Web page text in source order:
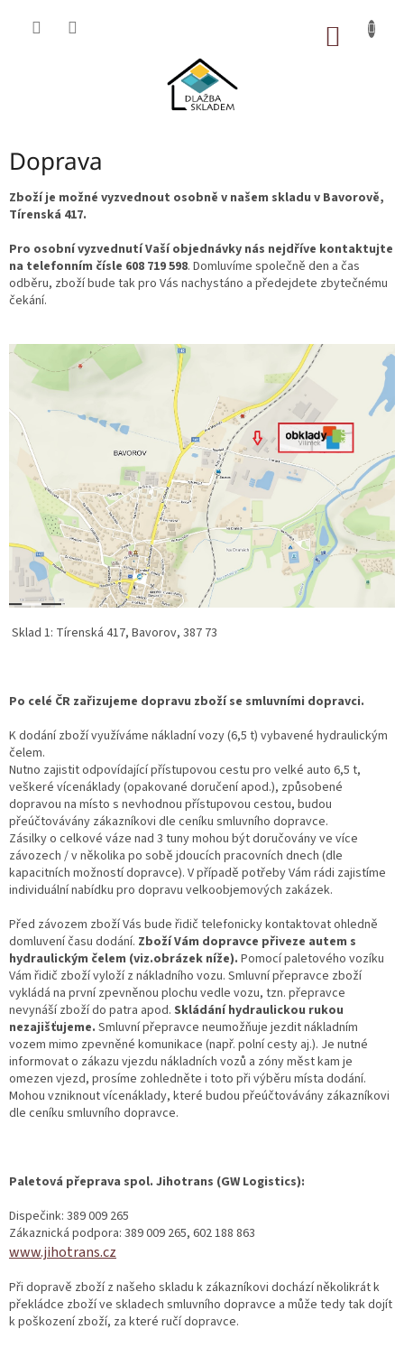
Doprava
Zboží je možné vyzvednout osobně v našem skladu v Bavorově,
Tírenská 417.
Pro osobní vyzvednutí Vaší objednávky nás nejdříve kontaktujte
na telefonním čísle 608 719 598. Domluvíme společně den a čas
odběru, zboží bude tak pro Vás nachystáno a předejdete zbytečnému
čekání.
Sklad 1: Tírenská 417, Bavorov, 387 73
Po celé ČR zařizujeme dopravu zboží se smluvními dopravci.
K dodání zboží využíváme nákladní vozy (6,5 t) vybavené hydraulickým
čelem.
Nutno zajistit odpovídající přístupovou cestu pro velké auto 6,5 t,
veškeré vícenáklady (opakované doručení apod.), způsobené
dopravou na místo s nevhodnou přístupovou cestou, budou
přeúčtovávány zákazníkovi dle ceníku smluvního dopravce.
Zásilky o celkové váze nad 3 tuny mohou být doručovány ve více
závozech / v několika po sobě jdoucích pracovních dnech (dle
kapacitních možností dopravce). V případě potřeby Vám rádi zajistíme
individuální nabídku pro dopravu velkoobjemových zakázek.
Před závozem zboží Vás bude řidič telefonicky kontaktovat ohledně
domluvení času dodání. Zboží Vám dopravce přiveze autem s
hydraulickým čelem (viz.obrázek níže). Pomocí paletového vozíku
Vám řidič zboží vyloží z nákladního vozu. Smluvní přepravce zboží
vykládá na první zpevněnou plochu vedle vozu, tzn. přepravce
nevynáší zboží do patra apod. Skládání hydraulickou rukou
nezajišťujeme. Smluvní přepravce neumožňuje jezdit nákladním
vozem mimo zpevněné komunikace (např. polní cesty aj.). Je nutné
informovat o zákazu vjezdu nákladních vozů a zóny měst kam je
omezen vjezd, prosíme zohledněte i toto při výběru místa dodání.
Mohou vzniknout vícenáklady, které budou přeúčtovávány zákazníkovi
dle ceníku smluvního dopravce.
Paletová přeprava spol. Jihotrans (GW Logistics):
Dispečink: 389 009 265
Zákaznická podpora: 389 009 265, 602 188 863
www.jihotrans.cz
Při dopravě zboží z našeho skladu k zákazníkovi dochází několikrát k
překládce zboží ve skladech smluvního dopravce a může tedy tak dojít
k poškození zboží, za které ručí dopravce.